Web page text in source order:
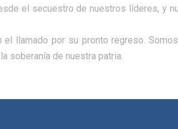
el secuestro de nuestros líderes, y
el llamado por su pronto regreso.
soberanía de nuestra patria.